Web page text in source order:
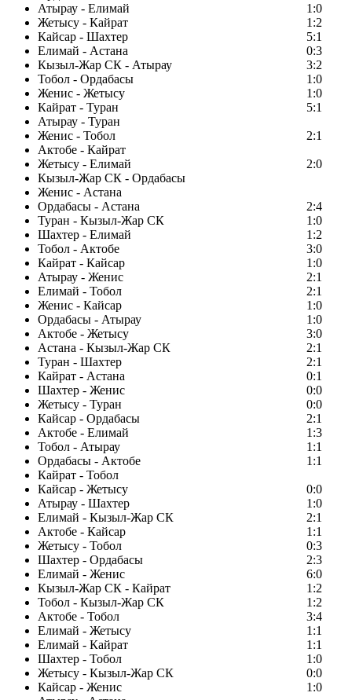
Атырау - Елимай
1:0
Жетысу - Кайрат
1:2
Кайсар - Шахтер
5:1
Елимай - Астана
0:3
Кызыл-Жар СК - Атырау
3:2
Тобол - Ордабасы
1:0
Женис - Жетысу
1:0
Кайрат - Туран
5:1
Атырау - Туран
Женис - Тобол
2:1
Актобе - Кайрат
Жетысу - Елимай
2:0
Кызыл-Жар СК - Ордабасы
Женис - Астана
Ордабасы - Астана
2:4
Туран - Кызыл-Жар СК
1:0
Шахтер - Елимай
1:2
Тобол - Актобе
3:0
Кайрат - Кайсар
1:0
Атырау - Женис
2:1
Елимай - Тобол
2:1
Женис - Кайсар
1:0
Ордабасы - Атырау
1:0
Актобе - Жетысу
3:0
Астана - Кызыл-Жар СК
2:1
Туран - Шахтер
2:1
Кайрат - Астана
0:1
Шахтер - Женис
0:0
Жетысу - Туран
0:0
Кайсар - Ордабасы
2:1
Актобе - Елимай
1:3
Тобол - Атырау
1:1
Ордабасы - Актобе
1:1
Кайрат - Тобол
Кайсар - Жетысу
0:0
Атырау - Шахтер
1:0
Елимай - Кызыл-Жар СК
2:1
Актобе - Кайсар
1:1
Жетысу - Тобол
0:3
Шахтер - Ордабасы
2:3
Елимай - Женис
6:0
Кызыл-Жар СК - Кайрат
1:2
Тобол - Кызыл-Жар СК
1:2
Актобе - Тобол
3:4
Елимай - Жетысу
1:1
Елимай - Кайрат
1:1
Шахтер - Тобол
1:0
Жетысу - Кызыл-Жар СК
0:0
Кайсар - Женис
1:0